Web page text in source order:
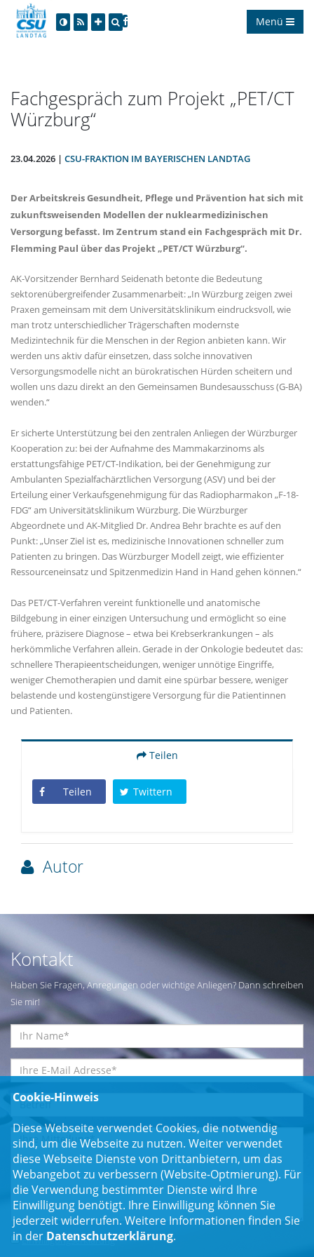
Menü
Fachgespräch zum Projekt „PET/CT
Würzburg“
23.04.2026 | CSU-FRAKTION IM BAYERISCHEN LANDTAG
Der Arbeitskreis Gesundheit, Pflege und Prävention hat sich mit
zukunftsweisenden Modellen der nuklearmedizinischen
Versorgung befasst. Im Zentrum stand ein Fachgespräch mit Dr.
Flemming Paul über das Projekt „PET/CT Würzburg“.
AK-Vorsitzender Bernhard Seidenath betonte die Bedeutung
sektorenübergreifender Zusammenarbeit: „In Würzburg zeigen zwei
Praxen gemeinsam mit dem Universitätsklinikum eindrucksvoll, wie
man trotz unterschiedlicher Trägerschaften modernste
Medizintechnik für die Menschen in der Region anbieten kann. Wir
werden uns aktiv dafür einsetzen, dass solche innovativen
Versorgungsmodelle nicht an bürokratischen Hürden scheitern und
wollen uns dazu direkt an den Gemeinsamen Bundesausschuss (G-BA)
wenden.“
Er sicherte Unterstützung bei den zentralen Anliegen der Würzburger
Kooperation zu: bei der Aufnahme des Mammakarzinoms als
erstattungsfähige PET/CT-Indikation, bei der Genehmigung zur
Ambulanten Spezialfachärztlichen Versorgung (ASV) und bei der
Erteilung einer Verkaufsgenehmigung für das Radiopharmakon „F-18-
FDG“ am Universitätsklinikum Würzburg. Die Würzburger
Abgeordnete und AK-Mitglied Dr. Andrea Behr brachte es auf den
Punkt: „Unser Ziel ist es, medizinische Innovationen schneller zum
Patienten zu bringen. Das Würzburger Modell zeigt, wie effizienter
Ressourceneinsatz und Spitzenmedizin Hand in Hand gehen können.“
Das PET/CT-Verfahren vereint funktionelle und anatomische
Bildgebung in einer einzigen Untersuchung und ermöglicht so eine
frühere, präzisere Diagnose – etwa bei Krebserkrankungen – als
herkömmliche Verfahren allein. Gerade in der Onkologie bedeutet das:
schnellere Therapieentscheidungen, weniger unnötige Eingriffe,
weniger Chemotherapien und damit eine spürbar bessere, weniger
belastende und kostengünstigere Versorgung für die Patientinnen
und Patienten.
Teilen
Teilen Twittern
Autor
Kontakt
Haben Sie Fragen, Anregungen oder wichtige Anliegen? Dann schreiben
Sie mir!
Einwilligungserklärung*
Cookie-Hinweis
Diese Webseite verwendet Cookies, die notwendig
sind, um die Webseite zu nutzen. Weiter verwendet
diese Webseite Dienste von Drittanbietern, um das
Webangebot zu verbessern (Website-Optmierung). Für
die Verwendung bestimmter Dienste wird Ihre
Einwilligung benötigt. Ihre Einwilligung können Sie
jederzeit widerrufen. Weitere Informationen finden Sie
in der Datenschutzerklärung.